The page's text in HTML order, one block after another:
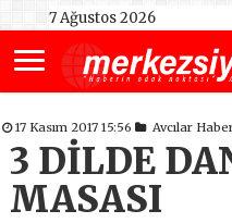
7 Ağustos 2026
17 Kasım 2017 15:56 Avcılar
3 DİLDE
MASASI